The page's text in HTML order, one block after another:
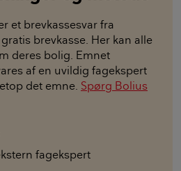
et brevkassesvar fra
brevkasse. Her kan alle
deres bolig. Emnet
af en uvildig fagekspert
det emne. Spørg Bolius
fagekspert